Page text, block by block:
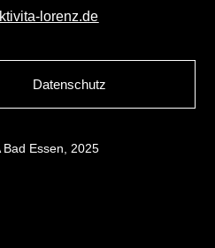
lorenz.de
Datenschutz
Bad Essen, 2025